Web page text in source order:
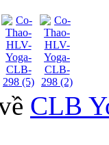
CLB